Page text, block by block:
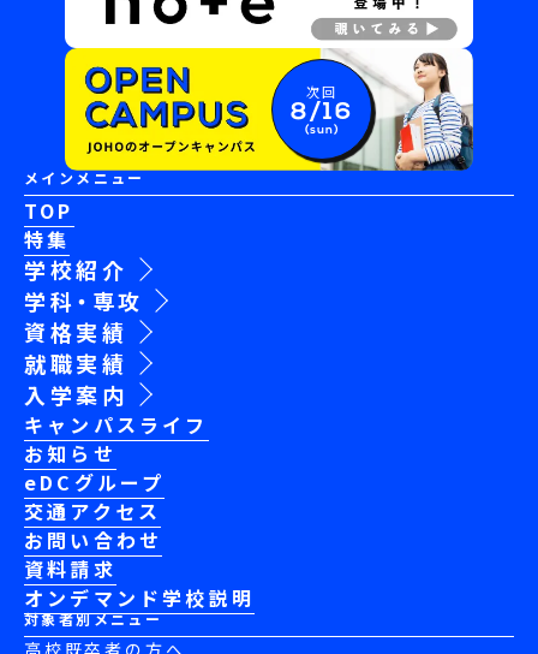
次回
8/16
(sun)
メインメニュー
TOP
特集
学校紹介
学科・専攻
資格実績
就職実績
入学案内
キャンパスライフ
お知らせ
eDCグループ
交通アクセス
お問い合わせ
資料請求
オンデマンド学校説明
対象者別メニュー
高校既卒者の方へ